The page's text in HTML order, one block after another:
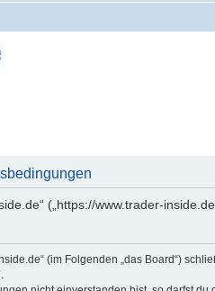
(„https://www.trader-
(im Folgenden „das Board“)